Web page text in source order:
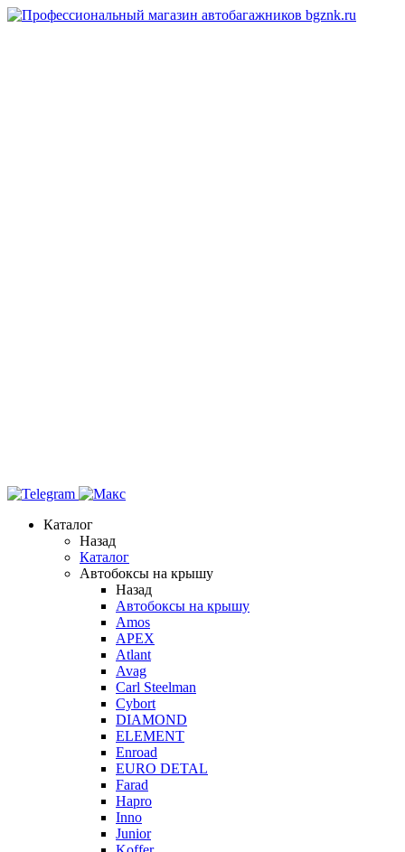
Каталог
Назад
Каталог
Автобоксы на крышу
Назад
Автобоксы на крышу
Amos
APEX
Atlant
Avag
Carl Steelman
Cybort
DIAMOND
ELEMENT
Enroad
EURO DETAL
Farad
Hapro
Inno
Junior